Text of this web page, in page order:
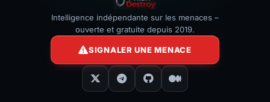
Intelligence indépendante sur les menaces –
ouverte et gratuite depuis 2019.
SIGNALER UNE MENACE